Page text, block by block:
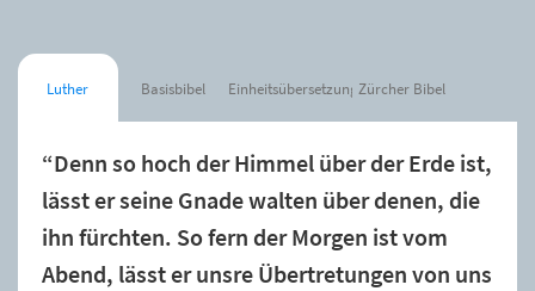
Luther Basisbibel Einheitsübersetzung Zürcher Bibel
“Denn so hoch der Himmel über der Erde ist,
lässt er seine Gnade walten über denen, die
ihn fürchten. So fern der Morgen ist vom
Abend, lässt er unsre Übertretungen von uns